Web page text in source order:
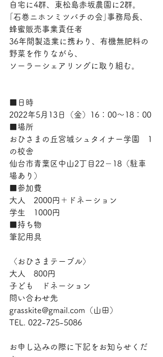
自宅に4群、東松島赤坂農園に2群。
｢石巻ニホンミツバチの会｣事務局長、
蜂蜜販売事業責任者
36年間製造業に携わり、有機無肥料の
野菜を作りながら、
ソーラーシェアリングに取り組む。
■日時
2022年5月13日（金）16：00〜18：00
■場所
おひさまの丘宮城シュタイナー学園　1
の校舎
仙台市青葉区中山2丁目22－18（駐車
場あり）
■参加費
大人　2000円＋ドネーション
学生　1000円
■持ち物
筆記用具
〈おひさまテーブル〉
大人　800円
子ども　ドネーション
問い合わせ先
grasskite@gmail.com（山田）
TEL. 022-725-5086
お申し込みの際に下記をお知らせくだ